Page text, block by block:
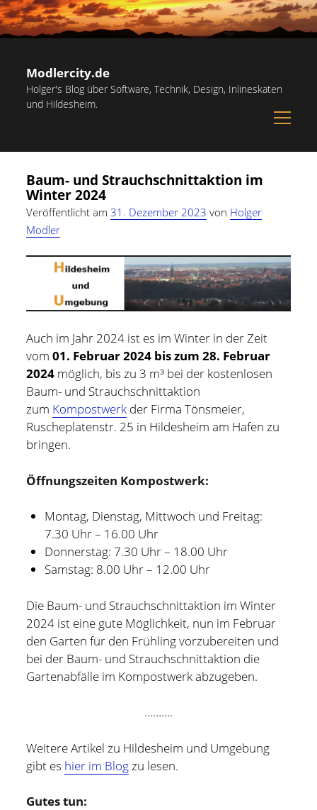
Modlercity.de
Holger's Blog über Software, Technik, Design, Inlineskaten
und Hildesheim.
open
menu
Startseite
Inlineskaten in Hildesheim
Papiervorlagen – Hilfreiche Vorlagen zum Ausdrucken
Kostenlose Illustrationen und Grafiken
Notdienst-Rufnummern für Hildesheim
Informationsquellen
Über mich
Kontakt
twitterfacebooklinkedinpinterestyoutube
form
paypal
Suchen
Kategorien
(60)
Persönliches(22)
Hildesheim(101)
Infos und Know How(152)
Besondere Orte(48)
Bücher und Magazine(15)
Haus, Wohnung und Garten
Tools und Tipps(61)
Inlineskaten(103)
Baum- und Strauchschnittaktion im
Winter 2024
Veröffentlicht am 31. Dezember 2023 von Holger
Modler
Auch im Jahr 2024 ist es im Winter in der Zeit
vom01. Februar 2024 bis zum 28. Februar
2024 möglich, bis zu 3 m³ bei der kostenlosen
Baum- und Strauchschnittaktion
zum Kompostwerk der Firma Tönsmeier,
Ruscheplatenstr. 25 in Hildesheim am Hafen zu
bringen.
Öffnungszeiten Kompostwerk:
Montag, Dienstag, Mittwoch und Freitag:
7.30 Uhr – 16.00 Uhr
Donnerstag: 7.30 Uhr – 18.00 Uhr
Samstag: 8.00 Uhr – 12.00 Uhr
Die Baum- und Strauchschnittaktion im Winter
2024 ist eine gute Möglichkeit, nun im Februar
den Garten für den Frühling vorzubereiten und
bei der Baum- und Strauchschnittaktion die
Gartenabfälle im Kompostwerk abzugeben.
……….
Weitere Artikel zu Hildesheim und Umgebung
gibt es hier im Blog zu lesen.
Gutes tun: